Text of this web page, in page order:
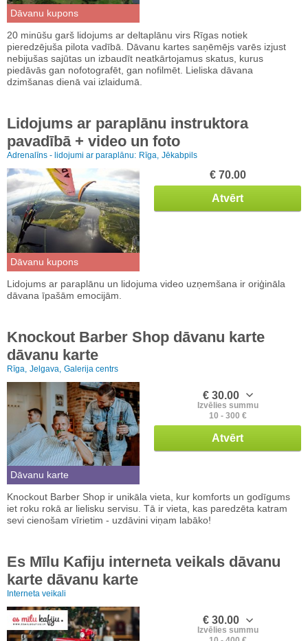
Dāvanu kupons
20 minūšu garš lidojums ar deltaplānu virs Rīgas notiek
pieredzējuša pilota vadībā. Dāvanu kartes saņēmējs varēs izjust
nebijušas sajūtas un izbaudīt neatkārtojamus skatus, kurus
piedāvās gan nofotografēt, gan nofilmēt. Lieliska dāvana
dzimšanas dienā vai izlaidumā.
Lidojums ar paraplānu instruktora
pavadībā + video un foto
Adrenalīns - lidojumi ar paraplānu: Rīga, Jēkabpils
Dāvanu kupons
€ 70.00
Atvērt
Lidojums ar paraplānu un lidojuma video uzņemšana ir oriģināla
dāvana īpašām emocijām.
Knockout Barber Shop dāvanu karte
dāvanu karte
Rīga, Jelgava, Galerija centrs
Dāvanu karte
€ 30.00
Izvēlies summu
10 - 300 €
Atvērt
Knockout Barber Shop ir unikāla vieta, kur komforts un godīgums
iet roku rokā ar lielisku servisu. Tā ir vieta, kas paredzēta katram
sevi cienošam vīrietim - uzdāvini viņam labāko!
Es Mīlu Kafiju interneta veikals dāvanu
karte dāvanu karte
Interneta veikali
€ 30.00
Izvēlies summu